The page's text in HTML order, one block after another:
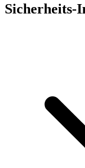
Sicherheits-